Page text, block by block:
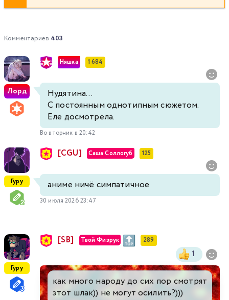
Комментариев 403
Лорд
Няшка 1 684
Нудятина...
С постоянным однотипным сюжетом.
Еле досмотрела.
Во вторник в 20:42
Гуру
[CGU] Саша Соллогуб 125
аниме ничё симпатичное
30 июля 2026 23:47
Гуру
[SB] Твой Физрук 289
1
как много народу до сих пор смотрят
этот шлак)) не могут осилить?)))